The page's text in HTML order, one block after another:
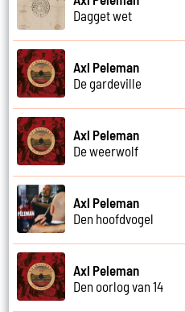
Dagget wet
Axl Peleman
De gardeville
Axl Peleman
De weerwolf
Axl Peleman
Den hoofdvogel
Axl Peleman
Den oorlog van 14